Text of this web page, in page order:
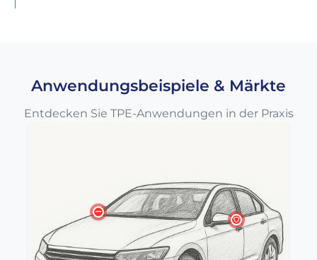
Anwendungsbeispiele & Märkte
Entdecken Sie TPE-Anwendungen in der Praxis